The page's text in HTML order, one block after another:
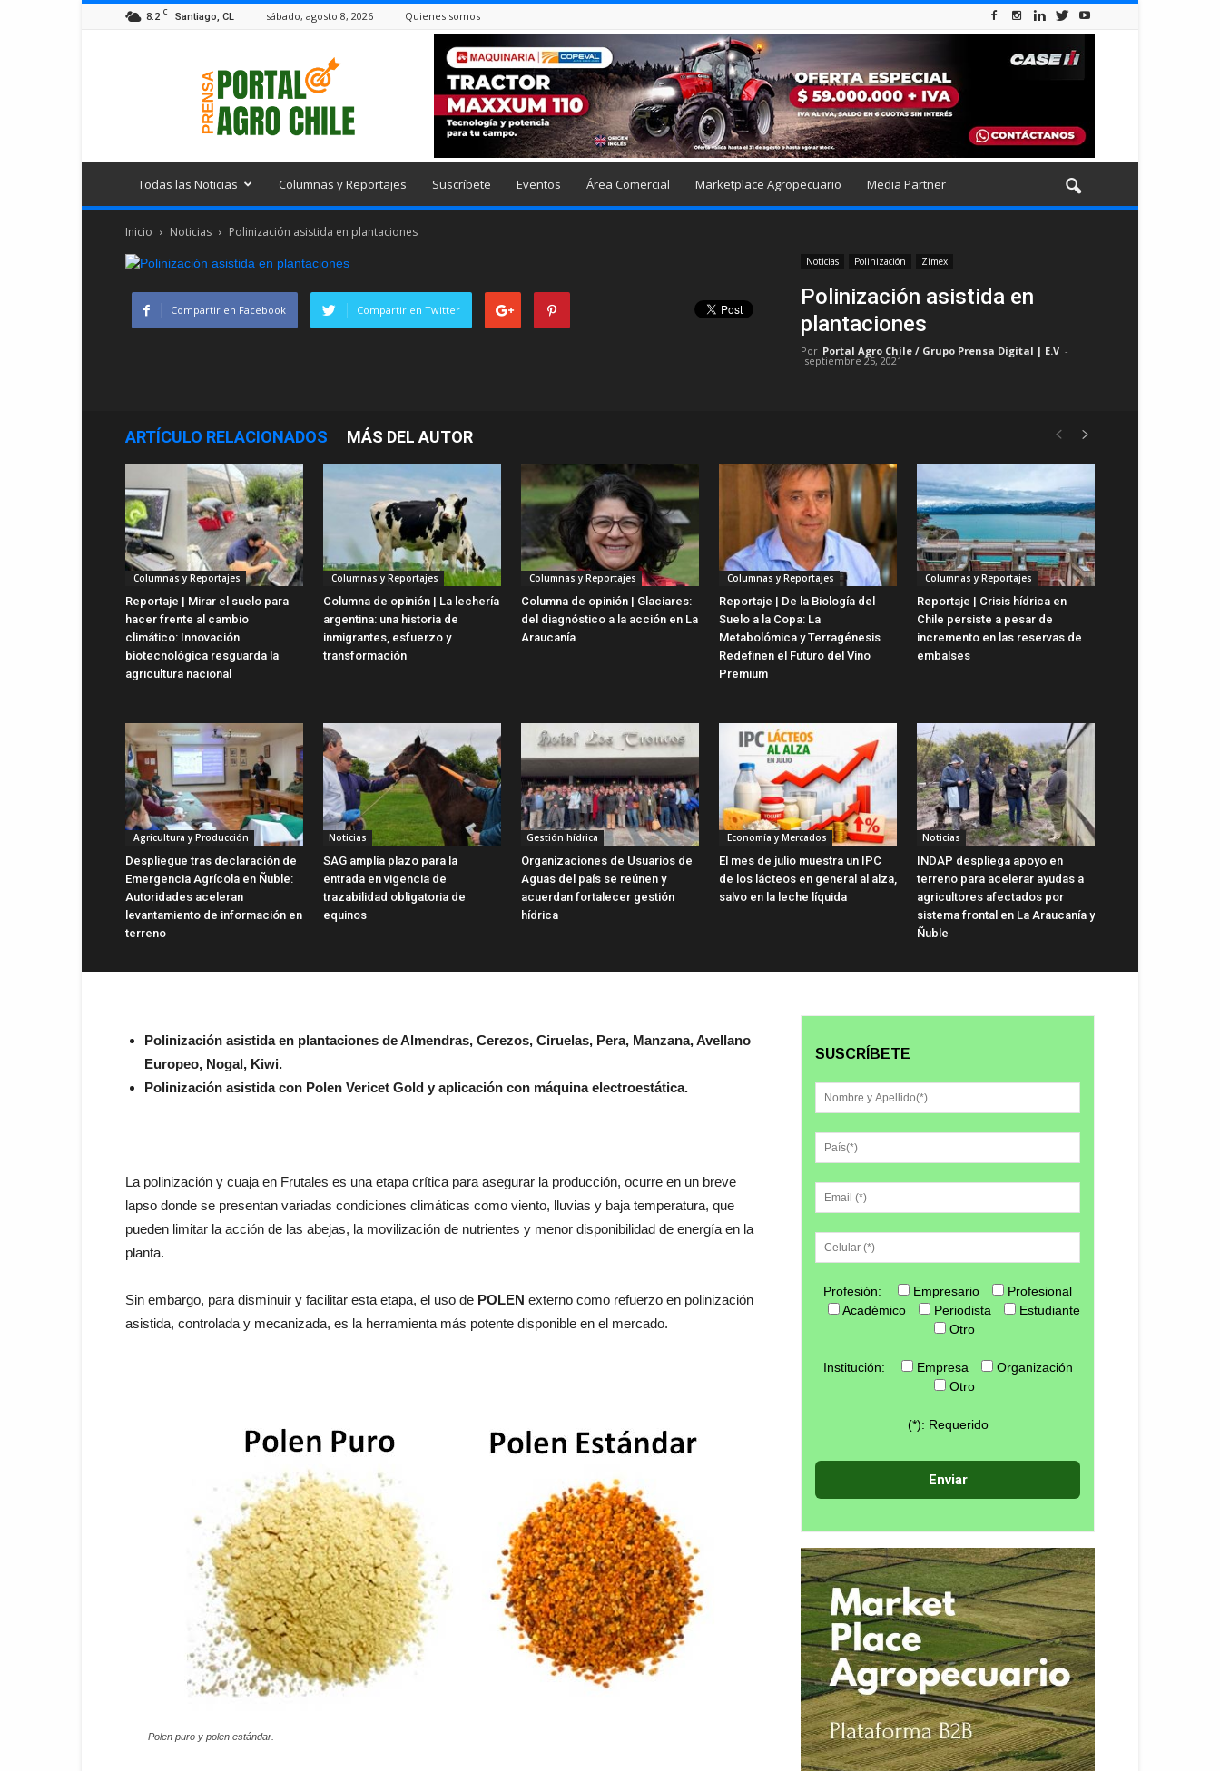
8.2 C Santiago, CL sábado, agosto 8, 2026 Quienes somos
Todas las Noticias Columnas y Reportajes Suscríbete Eventos Área Comercial Marketplace Agropecuario Media Partner
Inicio Noticias Polinización asistida en plantaciones
Noticias Polinización Zimex
Polinización asistida en
plantaciones
Por Portal Agro Chile / Grupo Prensa Digital | E.V -
septiembre 25, 2021
Compartir en Facebook Compartir en Twitter
ARTÍCULO RELACIONADOS MÁS DEL AUTOR
Columnas y Reportajes
Reportaje | Mirar el suelo para
hacer frente al cambio
climático: Innovación
biotecnológica resguarda la
agricultura nacional
Columnas y Reportajes
Columna de opinión | La lechería
argentina: una historia de
inmigrantes, esfuerzo y
transformación
Columnas y Reportajes
Columna de opinión | Glaciares:
del diagnóstico a la acción en La
Araucanía
Columnas y Reportajes
Reportaje | De la Biología del
Suelo a la Copa: La
Metabolómica y Terragénesis
Redefinen el Futuro del Vino
Premium
Columnas y Reportajes
Reportaje | Crisis hídrica en
Chile persiste a pesar de
incremento en las reservas de
embalses
Agricultura y Producción
Despliegue tras declaración de
Emergencia Agrícola en Ñuble:
Autoridades aceleran
levantamiento de información en
terreno
Noticias
SAG amplía plazo para la
entrada en vigencia de
trazabilidad obligatoria de
equinos
Gestión hídrica
Organizaciones de Usuarios de
Aguas del país se reúnen y
acuerdan fortalecer gestión
hídrica
Economía y Mercados
El mes de julio muestra un IPC
de los lácteos en general al alza,
salvo en la leche líquida
Noticias
INDAP despliega apoyo en
terreno para acelerar ayudas a
agricultores afectados por
sistema frontal en La Araucanía y
Ñuble
Polinización asistida en plantaciones de Almendras, Cerezos, Ciruelas, Pera, Manzana, Avellano
Europeo, Nogal, Kiwi.
Polinización asistida con Polen Vericet Gold y aplicación con máquina electroestática.
La polinización y cuaja en Frutales es una etapa crítica para asegurar la producción, ocurre en un breve
lapso donde se presentan variadas condiciones climáticas como viento, lluvias y baja temperatura, que
pueden limitar la acción de las abejas, la movilización de nutrientes y menor disponibilidad de energía en la
planta.
Sin embargo, para disminuir y facilitar esta etapa, el uso de POLEN externo como refuerzo en polinización
asistida, controlada y mecanizada, es la herramienta más potente disponible en el mercado.
Polen puro y polen estándar.
SUSCRÍBETE
Profesión: Empresario
Profesional
Académico
Periodista
Estudiante
Otro
Institución: Empresa
Organización
Otro
(*): Requerido